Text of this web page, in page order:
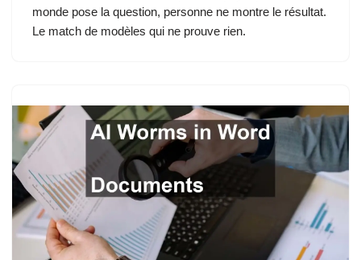
monde pose la question, personne ne montre le résultat.
Le match de modèles qui ne prouve rien.